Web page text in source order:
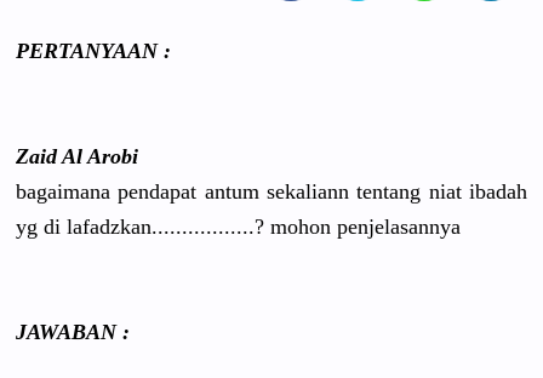
PERTANYAAN:
Zaid Al Arobi
bagaimana pendapat antum sekaliann tentang niat ibadah
yg di lafadzkan.................? mohon penjelasannya
JAWABAN :